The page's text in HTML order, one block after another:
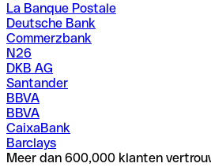
La Banque Postale
Deutsche Bank
Commerzbank
N26
DKB AG
Santander
BBVA
BBVA
CaixaBank
Barclays
Meer dan 600,000 klanten